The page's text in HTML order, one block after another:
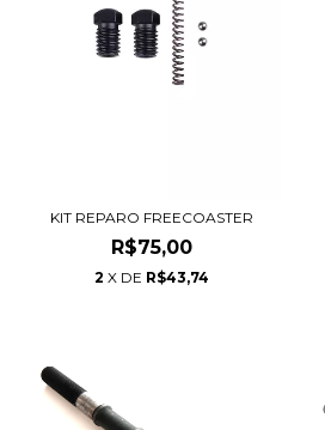
KIT REPARO FREECOASTER
R$75,00
2 X DE R$43,74